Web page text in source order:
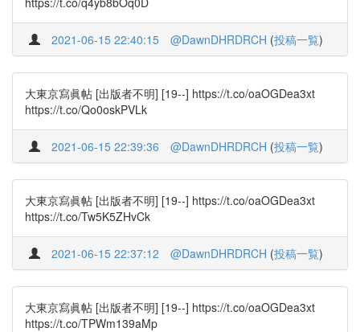
2021-06-15 22:40:15 @DawnDHRDRCH (投稿一覧)
大東京寫眞帖 [出版者不明] [19--] https://t.co/oaOGDea3xt
https://t.co/Qo0oskPVLk
2021-06-15 22:39:36 @DawnDHRDRCH (投稿一覧)
大東京寫眞帖 [出版者不明] [19--] https://t.co/oaOGDea3xt
https://t.co/Tw5K5ZHvCk
2021-06-15 22:37:12 @DawnDHRDRCH (投稿一覧)
大東京寫眞帖 [出版者不明] [19--] https://t.co/oaOGDea3xt
https://t.co/TPWm139aMp